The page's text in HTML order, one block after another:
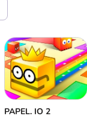
PAPEL. IO 2